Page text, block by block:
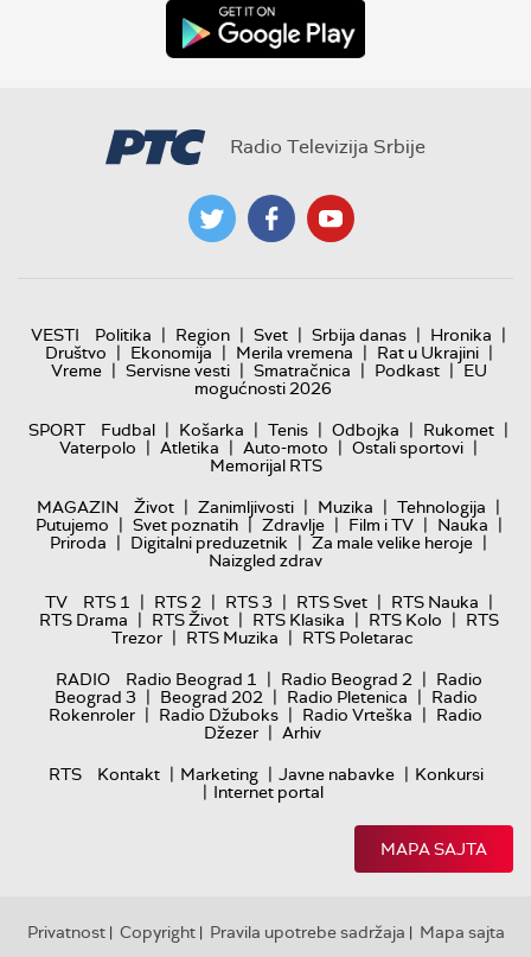
Radio Televizija Srbije
VESTI Politika | Region | Svet | Srbija danas | Hronika |
Društvo | Ekonomija | Merila vremena | Rat u Ukrajini |
Vreme | Servisne vesti | Smatračnica | Podkast | EU
mogućnosti 2026
SPORT
Fudbal | Košarka | Tenis | Odbojka | Rukomet |
Vaterpolo | Atletika | Auto-moto | Ostali sportovi |
Memorijal RTS
MAGAZIN
Život | Zanimljivosti | Muzika | Tehnologija |
Putujemo | Svet poznatih | Zdravlje | Film i TV | Nauka |
Priroda | Digitalni preduzetnik | Za male velike heroje |
Naizgled zdrav
TV
RTS 1 | RTS 2 | RTS 3 | RTS Svet | RTS Nauka |
RTS Drama | RTS Život | RTS Klasika | RTS Kolo | RTS
Trezor | RTS Muzika | RTS Poletarac
RADIO
Radio Beograd 1 | Radio Beograd 2 | Radio
Beograd 3 | Beograd 202 | Radio Pletenica | Radio
Rokenroler | Radio Džuboks | Radio Vrteška | Radio
Džezer | Arhiv
RTS
Kontakt | Marketing | Javne nabavke | Konkursi
| Internet portal
MAPA SAJTA
Privatnost| Copyright| Pravila upotrebe sadržaja | Mapa sajta